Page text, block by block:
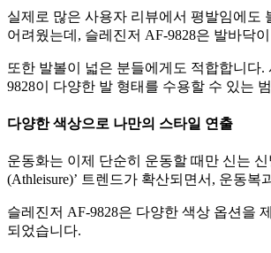
실제로 많은 사용자 리뷰에서 평발임에도
어려웠는데, 슬레진저 AF-9828은 발바닥
또한 발볼이 넓은 분들에게도 적합합니다
9828이 다양한 발 형태를 수용할 수 있는
다양한 색상으로 나만의 스타일 연출
운동화는 이제 단순히 운동할 때만 신는
(Athleisure)’ 트렌드가 확산되면서, 운동
슬레진저 AF-9828은 다양한 색상 옵션을
되었습니다.